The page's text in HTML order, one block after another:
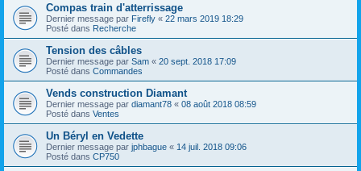
Compas train d'atterrissage
Dernier message par Firefly « 22 mars 2019 18:29
Posté dans Recherche
Tension des câbles
Dernier message par Sam « 20 sept. 2018 17:09
Posté dans Commandes
Vends construction Diamant
Dernier message par diamant78 « 08 août 2018 08:59
Posté dans Ventes
Un Béryl en Vedette
Dernier message par jphbague « 14 juil. 2018 09:06
Posté dans CP750